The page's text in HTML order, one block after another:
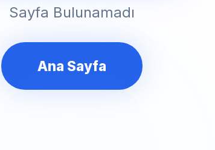
Sayfa Bulunamadı
Ana Sayfa